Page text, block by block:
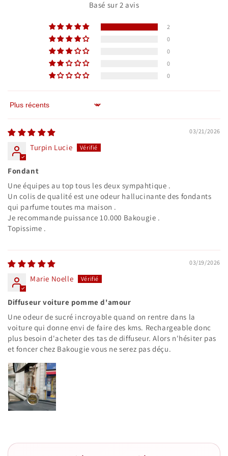
Basé sur 2 avis
2
0
0
0
0
Sort by
03/21/2026
Turpin Lucie
Fondant
Une équipes au top tous les deux sympahtique .
Un colis de qualité est une odeur hallucinante des fondants
qui parfume toutes ma maison .
Je recommande puissance 10.000 Bakougie .
Topissime .
03/19/2026
Marie Noelle
Diffuseur voiture pomme d'amour
Une odeur de sucré incroyable quand on rentre dans la
voiture qui donne envi de faire des kms. Rechargeable donc
plus besoin d'acheter des tas de diffuseur. Alors n'hésiter pas
et foncer chez Bakougie vous ne serez pas déçu.